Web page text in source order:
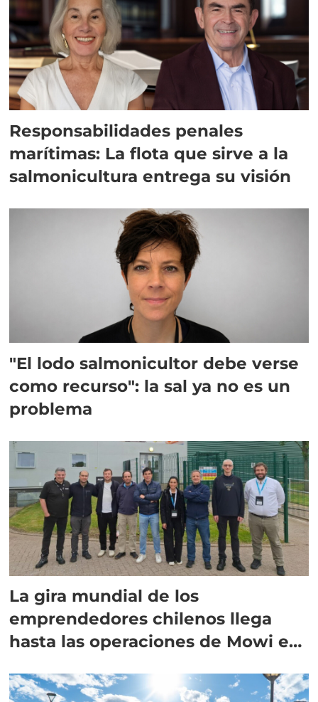
Responsabilidades penales
marítimas: La flota que sirve a la
salmonicultura entrega su visión
"El lodo salmonicultor debe verse
como recurso": la sal ya no es un
problema
La gira mundial de los
emprendedores chilenos llega
hasta las operaciones de Mowi en